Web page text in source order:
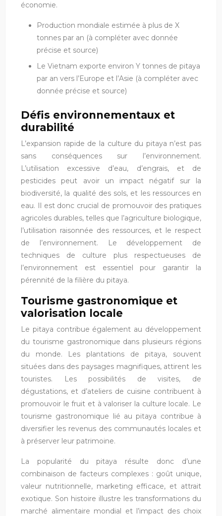
économie.
Production mondiale estimée à plus de X
tonnes par an (à compléter avec donnée
précise et source)
Le Vietnam exporte environ Y tonnes de pitaya
par an vers l’Europe et l’Asie (à compléter avec
donnée précise et source)
Défis environnementaux et
durabilité
L’expansion rapide de la culture du pitaya n’est pas
sans conséquences sur l’environnement.
L’utilisation excessive d’eau, d’engrais, et de
pesticides peut avoir un impact négatif sur la
biodiversité, la qualité des sols, et les ressources en
eau. Il est donc crucial de promouvoir des pratiques
agricoles durables, telles que l’agriculture biologique,
l’utilisation raisonnée des ressources, et le respect
de l’environnement. Le développement de
techniques de culture plus respectueuses de
l’environnement est essentiel pour garantir la
pérennité de la filière du pitaya.
Tourisme gastronomique et
valorisation locale
Le pitaya contribue également au développement
du tourisme gastronomique dans plusieurs régions
du monde. Les plantations de pitaya, souvent
situées dans des paysages magnifiques, attirent les
touristes. Les possibilités de visites, de
dégustations, et d’ateliers de cuisine contribuent à
promouvoir le fruit et à valoriser la culture locale. Le
tourisme gastronomique lié au pitaya contribue à
diversifier les revenus des communautés locales et
à préserver leur patrimoine.
La popularité du pitaya résulte donc d’une
combinaison de facteurs complexes : goût unique,
valeur nutritionnelle, marketing efficace, et attrait
exotique. Son histoire illustre les transformations du
marché alimentaire mondial et l’impact des choix